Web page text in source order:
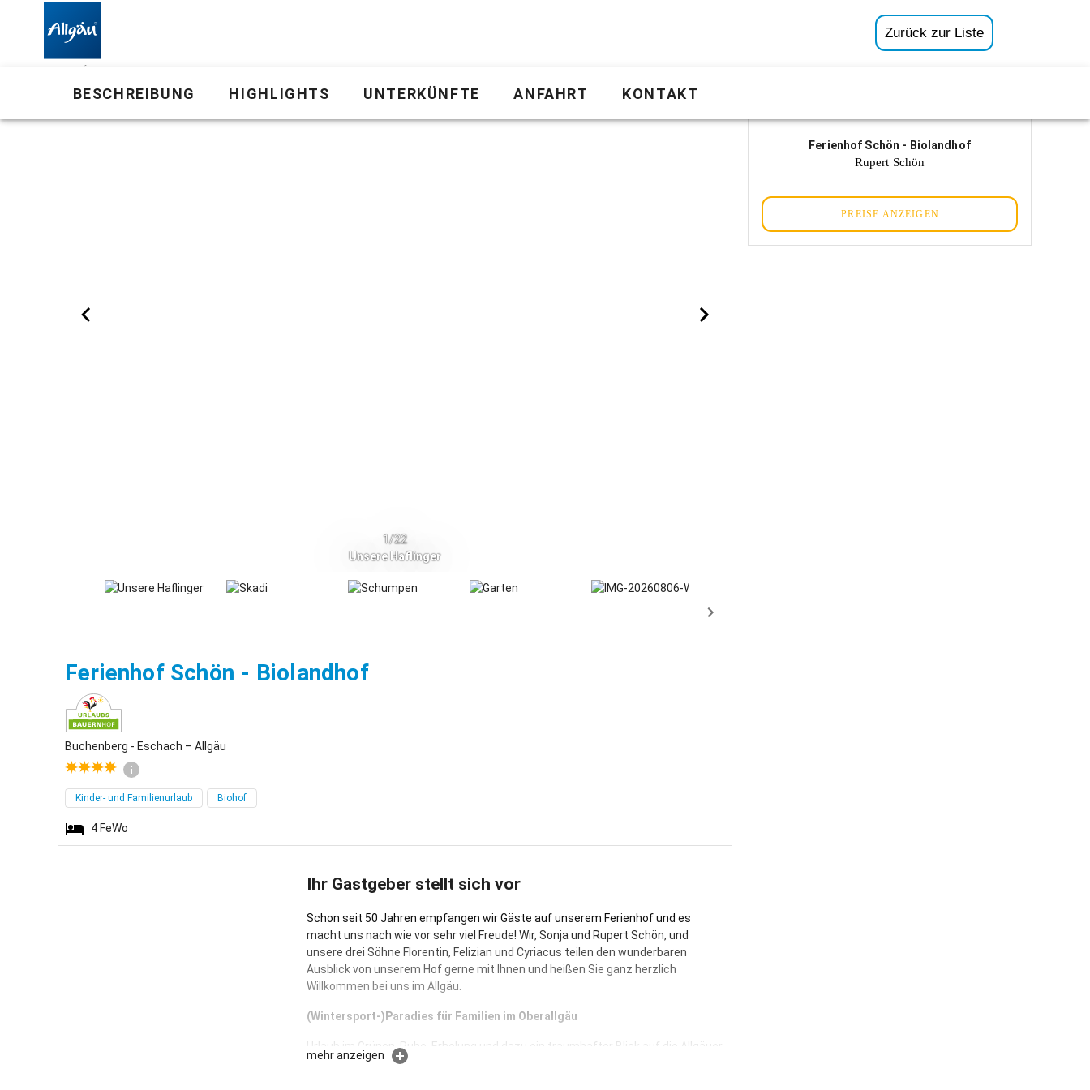
Zurück zur Liste
BESCHREIBUNG HIGHLIGHTS UNTERKÜNFTE ANFAHRT KONTAKT
Ferienhof Schön - Biolandhof
Rupert Schön
PREISE ANZEIGEN
1/22
Unsere Haflinger
Ferienhof Schön - BiolandhofBuchenberg - Eschach
Buchenberg - Eschach – Allgäu
Kinder- und Familienurlaub Biohof
4 FeWo
Ihr Gastgeber stellt sich vor
Schon seit 50 Jahren empfangen wir Gäste auf unserem Ferienhof und es
macht uns nach wie vor sehr viel Freude! Wir, Sonja und Rupert Schön, und
unsere drei Söhne Florentin, Felizian und Cyriacus teilen den wunderbaren
Ausblick von unserem Hof gerne mit Ihnen und heißen Sie ganz herzlich
Willkommen bei uns im Allgäu.
(Wintersport-)Paradies für Familien im Oberallgäu
Urlaub im Grünen, Ruhe, Erholung und dazu ein traumhafter Blick auf die Allgäuer
Bergwelt... das ist es was Ferientage ausmachen.
mehr anzeigen